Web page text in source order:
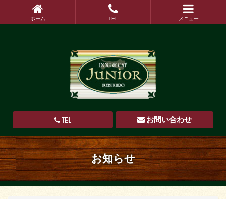
TEL お問い合わせ
ホーム TEL メニュー
お知らせ